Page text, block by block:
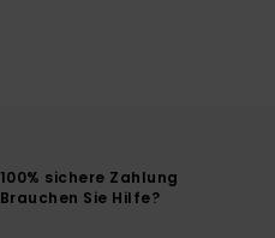
100% sichere Zahlung
Brauchen Sie Hilfe?